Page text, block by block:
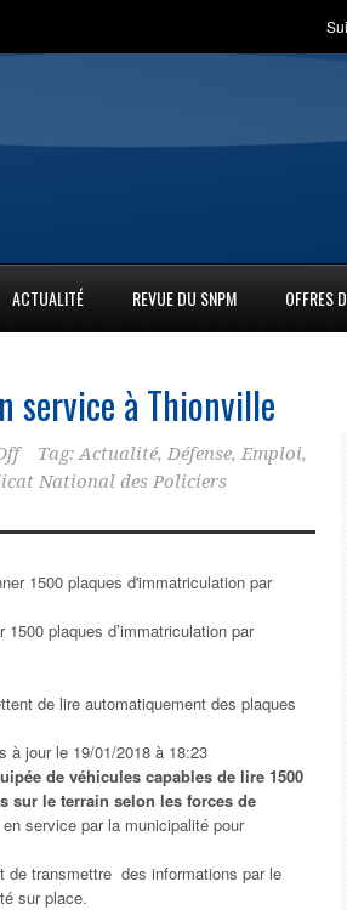
ACTUALITÉ REVUE DU SNPM OFFRES
service à Thionville
Tag: Actualité, Défense, Emploi,
National des Policiers
plaques d’immatriculation par
de lire automatiquement des plaques
à jour le 19/01/2018 à 18:23
de véhicules capables de lire 1500
sur le terrain selon les forces de
service par la municipalité pour
de transmettre des informations par le
sur place.